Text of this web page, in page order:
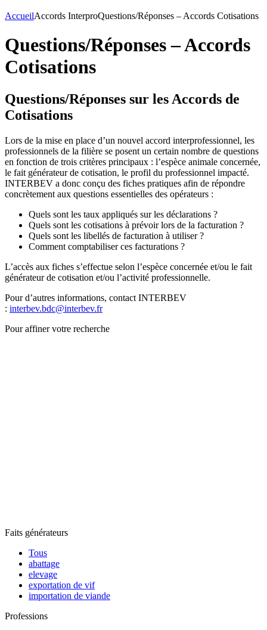
AccueilAccords InterproQuestions/Réponses – Accords Cotisations
Questions/Réponses – Accords
Cotisations
Questions/Réponses sur les Accords de
Cotisations
Lors de la mise en place d’un nouvel accord interprofessionnel, les
professionnels de la filière se posent un certain nombre de questions
en fonction de trois critères principaux : l’espèce animale concernée,
le fait générateur de cotisation, le profil du professionnel impacté.
INTERBEV a donc conçu des fiches pratiques afin de répondre
concrètement aux questions essentielles des opérateurs :
Quels sont les taux appliqués sur les déclarations ?
Quels sont les cotisations à prévoir lors de la facturation ?
Quels sont les libellés de facturation à utiliser ?
Comment comptabiliser ces facturations ?
L’accès aux fiches s’effectue selon l’espèce concernée et/ou le fait
générateur de cotisation et/ou l’activité professionnelle.
Pour d’autres informations, contact INTERBEV
: interbev.bdc@interbev.fr
Pour affiner votre recherche
Faits générateurs
Tous
abattage
elevage
exportation de vif
importation de viande
Professions